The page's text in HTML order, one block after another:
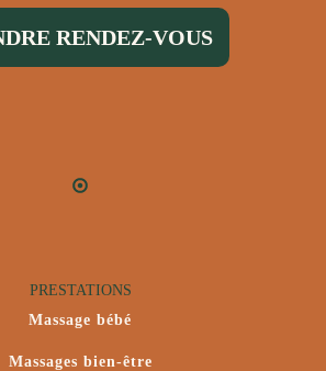
RENDEZ-VOUS
PRESTATIONS
Massage bébé
Massages bien-être